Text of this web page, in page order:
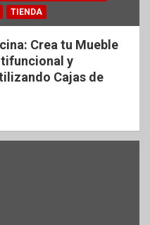
TIENDA
Crea tu Mueble
y
Cajas de